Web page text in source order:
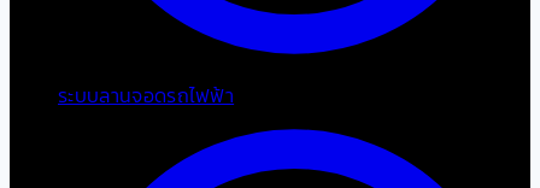
ระบบลานจอดรถไฟฟ้า